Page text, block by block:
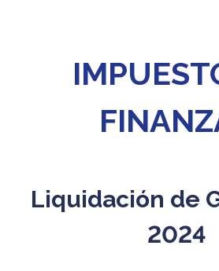
Liquidación de
2024